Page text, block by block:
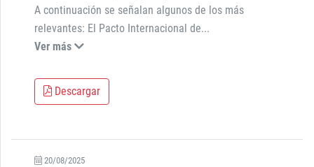
A continuación se señalan algunos de los más
relevantes: El Pacto Internacional de...
Ver más
Descargar
20/08/2025